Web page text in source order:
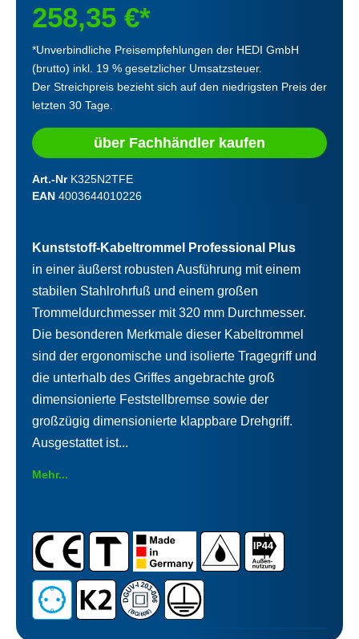
258,35 €*
*Unverbindliche Preisempfehlungen der HEDI GmbH
(brutto) inkl. 19 % gesetzlicher Umsatzsteuer.
Der Streichpreis bezieht sich auf den niedrigsten Preis der
letzten 30 Tage.
über Fachhändler kaufen
Art.-Nr K325N2TFE
EAN 4003644010226
Kunststoff-Kabeltrommel Professional Plus
in einer äußerst robusten Ausführung mit einem
stabilen Stahlrohrfuß und einem großen
Trommeldurchmesser mit 320 mm Durchmesser.
Die besonderen Merkmale dieser Kabeltrommel
sind der ergonomische und isolierte Tragegriff und
die unterhalb des Griffes angebrachte groß
dimensionierte Feststellbremse sowie der
großzügig dimensionierte klappbare Drehgriff.
Ausgestattet ist...
Mehr...